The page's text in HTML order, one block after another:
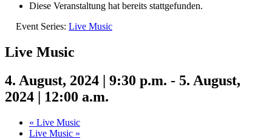
Diese Veranstaltung hat bereits stattgefunden.
Event Series: Live Music
Live Music
4. August, 2024 | 9:30 p.m. - 5. August,
2024 | 12:00 a.m.
« Live Music
Live Music »